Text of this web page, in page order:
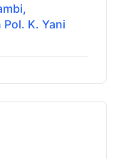
K. Yani